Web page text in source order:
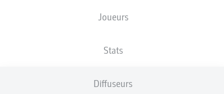
Joueurs
Stats
Diffuseurs
Nadiem Amiri